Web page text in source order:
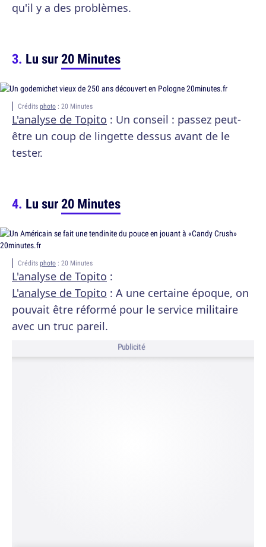
qu'il y a des problèmes.
Lu sur20 Minutes
Crédits photo : 20 Minutes
L'analyse de Topito : Un conseil : passez peut-
être un coup de lingette dessus avant de le
tester.
Lu sur20 Minutes
Crédits photo : 20 Minutes
L'analyse de Topito :
L'analyse de Topito : A une certaine époque, on
pouvait être réformé pour le service militaire
avec un truc pareil.
Publicité